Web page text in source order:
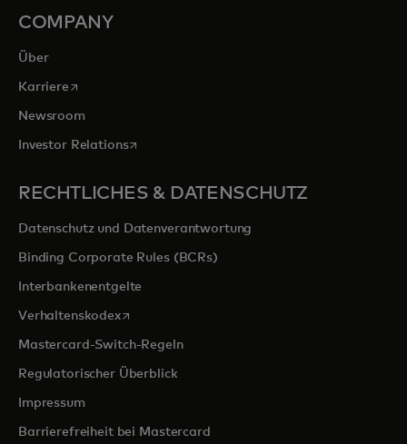
COMPANY
Über
Karrierewird in einer neuen Registerkarte geöffnet
Newsroom
Investor Relationswird in einer neuen Registerkarte geöffnet
RECHTLICHES & DATENSCHUTZ
Datenschutz und Datenverantwortung
Binding Corporate Rules (BCRs)
Interbankenentgelte
Verhaltenskodexwird in einer neuen Registerkarte geöffnet
Mastercard-Switch-Regeln
Regulatorischer Überblick
Impressum
Barrierefreiheit bei Mastercard